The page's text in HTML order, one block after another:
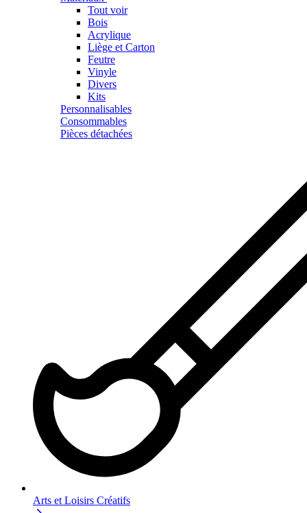
Tout voir
Bois
Acrylique
Liège et Carton
Feutre
Vinyle
Divers
Kits
Personnalisables
Consommables
Pièces détachées
Arts et Loisirs Créatifs